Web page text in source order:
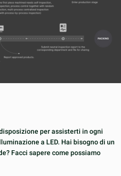
per assisterti in ogni
a LED. Hai bisogno di un
Facci sapere come possiamo